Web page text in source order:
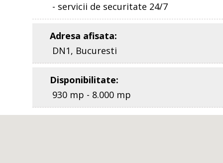
- servicii de securitate 24/7
Adresa afisata:
DN1, Bucuresti
Disponibilitate:
930 mp - 8.000 mp